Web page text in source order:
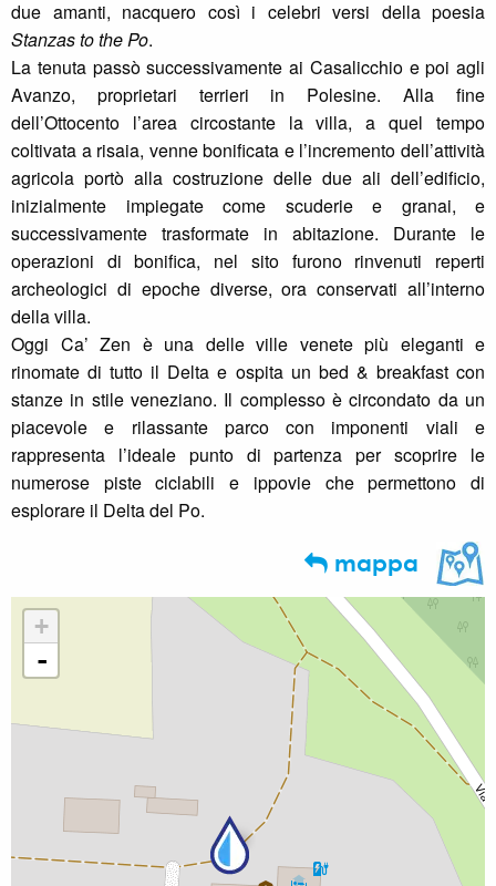
due amanti, nacquero così i celebri versi della poesia
Stanzas to the Po.
La tenuta passò successivamente ai Casalicchio e poi agli
Avanzo, proprietari terrieri in Polesine. Alla fine
dell’Ottocento l’area circostante la villa, a quel tempo
coltivata a risaia, venne bonificata e l’incremento dell’attività
agricola portò alla costruzione delle due ali dell’edificio,
inizialmente impiegate come scuderie e granai, e
successivamente trasformate in abitazione. Durante le
operazioni di bonifica, nel sito furono rinvenuti reperti
archeologici di epoche diverse, ora conservati all’interno
della villa.
Oggi Ca’ Zen è una delle ville venete più eleganti e
rinomate di tutto il Delta e ospita un bed & breakfast con
stanze in stile veneziano. Il complesso è circondato da un
piacevole e rilassante parco con imponenti viali e
rappresenta l’ideale punto di partenza per scoprire le
numerose piste ciclabili e ippovie che permettono di
esplorare il Delta del Po.
mappa
+
-